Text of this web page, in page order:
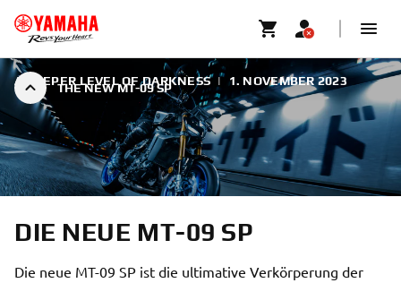
THE NEW MT-09 SP
A DEEPER LEVEL OF DARKNESS | 1. NOVEMBER 2023
DIE NEUE MT-09 SP
Die neue MT-09 SP ist die ultimative Verkörperung der